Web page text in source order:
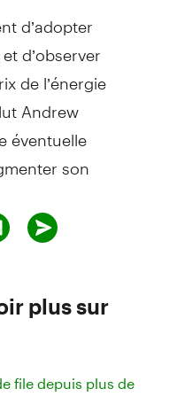
d’adopter
d’observer
de l’énergie
Andrew
éventuelle
son
plus sur
file depuis plus de